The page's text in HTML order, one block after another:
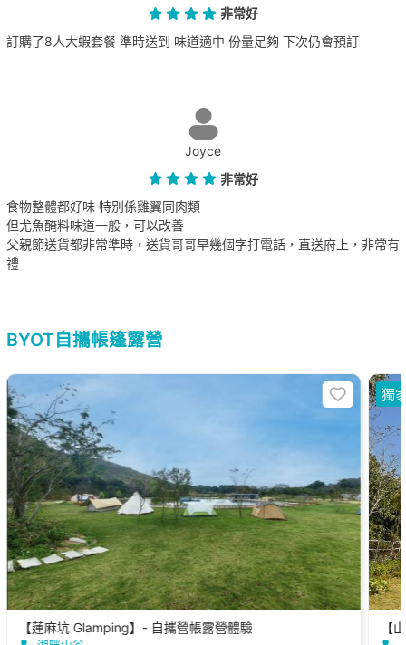
非常好
訂購了8人大蝦套餐 準時送到 味道適中 份量足夠 下次仍會預訂
Joyce
非常好
食物整體都好味 特別係雞翼同肉類
但尤魚醃料味道一般，可以改善
父親節送貨都非常準時，送貨哥哥早幾個字打電話，直送府上，非常有
禮
BYOT自攜帳篷露營
【蓮麻坑 Glamping】- 自攜營帳露營體驗 【
獨